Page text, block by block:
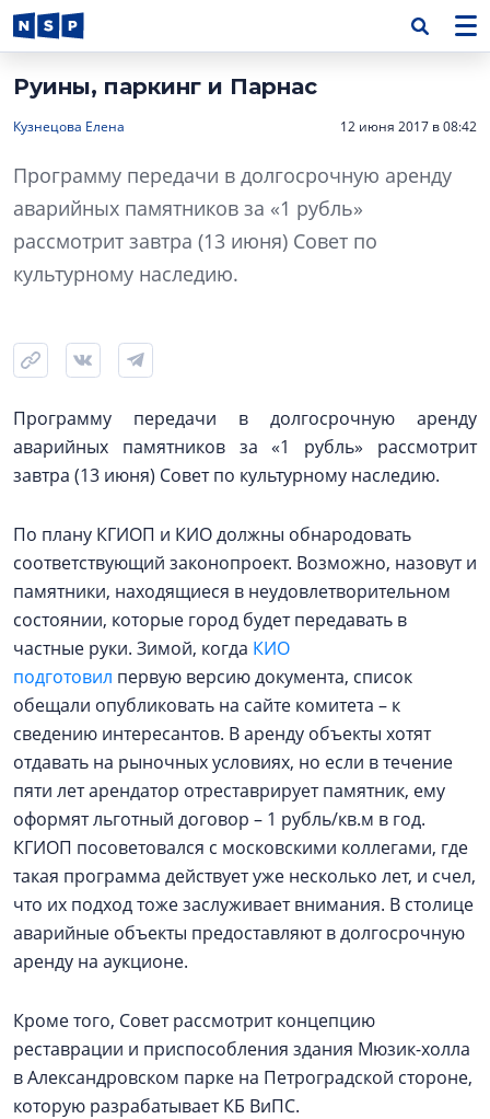
Руины, паркинг и Парнас
Кузнецова Елена 12 июня 2017 в 08:42
Программу передачи в долгосрочную аренду
аварийных памятников за «1 рубль»
рассмотрит завтра (13 июня) Совет по
культурному наследию.
Программу передачи в долгосрочную аренду
аварийных памятников за «1 рубль» рассмотрит
завтра (13 июня) Совет по культурному наследию.
По плану КГИОП и КИО должны обнародовать
соответствующий законопроект. Возможно, назовут и
памятники, находящиеся в неудовлетворительном
состоянии, которые город будет передавать в
частные руки. Зимой, когда КИО
подготовил первую версию документа, список
обещали опубликовать на сайте комитета – к
сведению интересантов. В аренду объекты хотят
отдавать на рыночных условиях, но если в течение
пяти лет арендатор отреставрирует памятник, ему
оформят льготный договор – 1 рубль/кв.м в год.
КГИОП посоветовался с московскими коллегами, где
такая программа действует уже несколько лет, и счел,
что их подход тоже заслуживает внимания. В столице
аварийные объекты предоставляют в долгосрочную
аренду на аукционе.
Кроме того, Совет рассмотрит концепцию
реставрации и приспособления здания Мюзик-холла
в Александровском парке на Петроградской стороне,
которую разрабатывает КБ ВиПС.